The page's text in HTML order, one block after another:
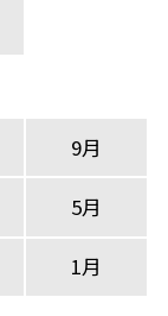
9月
5月
1月